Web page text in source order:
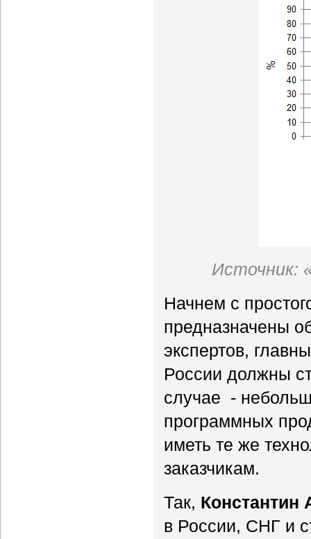
Источник:
Начнем с
предназначены
экспертов,
России должны
случае -
программных
иметь те же
заказчикам.
Так, Константин
в России, СНГ и